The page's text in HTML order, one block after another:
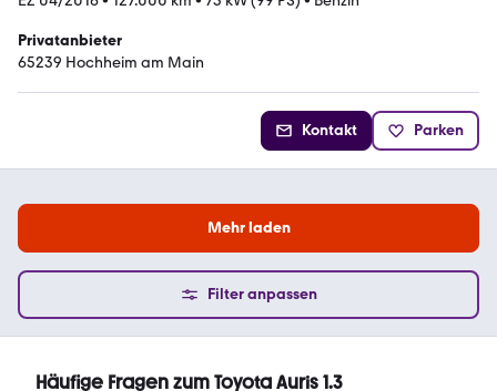
Privatanbieter
65239 Hochheim am Main
Kontakt Parken
Mehr laden
Filter anpassen
Häufige Fragen zum Toyota Auris 1.3